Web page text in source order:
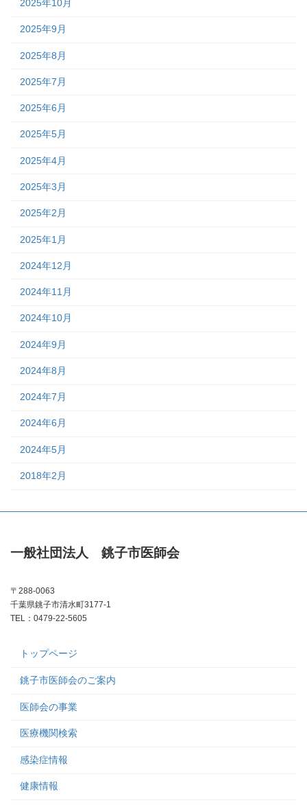
2025年10月
2025年9月
2025年8月
2025年7月
2025年6月
2025年5月
2025年4月
2025年3月
2025年2月
2025年1月
2024年12月
2024年11月
2024年10月
2024年9月
2024年8月
2024年7月
2024年6月
2024年5月
2018年2月
一般社団法人 銚子市医師会
〒288-0063
千葉県銚子市清水町3177-1
TEL：0479-22-5605
トップページ
銚子市医師会のご案内
医師会の事業
医療機関検索
感染症情報
健康情報